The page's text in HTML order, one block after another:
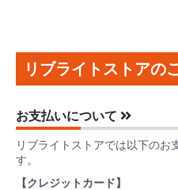
リブライトストアの
お支払いについて
リブライトストアでは以下のお
す。
【クレジットカード】